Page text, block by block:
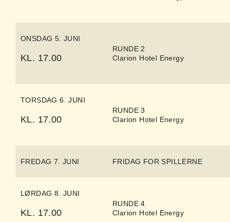
ONSDAG 5. JUNI
KL. 17.00
RUNDE 2
Clarion Hotel Energy
TORSDAG 6. JUNI
KL. 17.00
RUNDE 3
Clarion Hotel Energy
FREDAG 7. JUNI FRIDAG FOR SPILLERNE
LØRDAG 8. JUNI
KL. 17.00
RUNDE 4
Clarion Hotel Energy